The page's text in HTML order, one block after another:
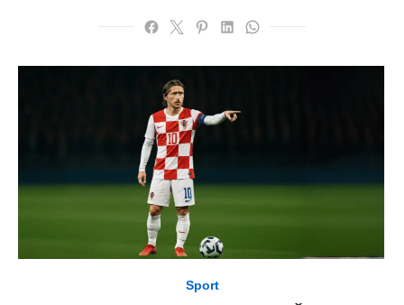
Sport